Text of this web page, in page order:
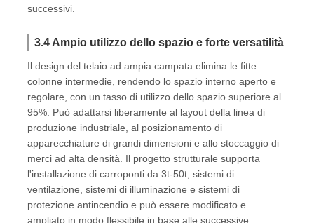
successivi.
3.4 Ampio utilizzo dello spazio e forte versatilità
Il design del telaio ad ampia campata elimina le fitte
colonne intermedie, rendendo lo spazio interno aperto e
regolare, con un tasso di utilizzo dello spazio superiore al
95%. Può adattarsi liberamente al layout della linea di
produzione industriale, al posizionamento di
apparecchiature di grandi dimensioni e allo stoccaggio di
merci ad alta densità. Il progetto strutturale supporta
l'installazione di carroponti da 3t-50t, sistemi di
ventilazione, sistemi di illuminazione e sistemi di
protezione antincendio e può essere modificato e
ampliato in modo flessibile in base alle successive